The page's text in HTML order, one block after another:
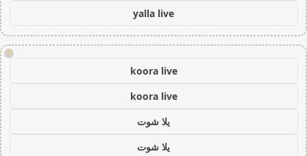
yalla live
!
koora live
koora live
يلا شوت
يلا شوت